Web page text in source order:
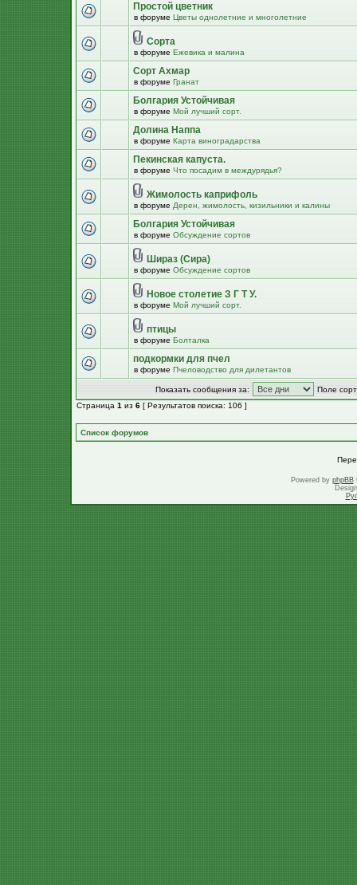
Простой цветник
в форуме Цветы однолетние и многолетние
Сорта
в форуме Ежевика и малина
Сорт Ахмар
в форуме Гранат
Болгария Устойчивая
в форуме Мой лучший сорт.
Долина Наппа
в форуме Карта виноградарства
Пекинская капуста.
в форуме Что посадим в междурядья?
Жимолость каприфоль
в форуме Дерен, жимолость, кизильники и калины
Болгария Устойчивая
в форуме Обсуждение сортов
Шираз (Сира)
в форуме Обсуждение сортов
Новое столетие З Г Т У.
в форуме Мой лучший сорт.
птицы
в форуме Болталка
подкормки для пчел
в форуме Пчеловодство для дилетантов
Показать сообщения за:
Поле
Страница 1 из 6 [ Результатов поиска: 106 ]
Список форумов
Powered by phpBB